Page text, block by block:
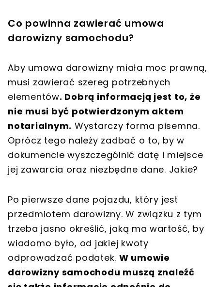
Co powinna zawierać umowa
darowizny samochodu?
Aby umowa darowizny miała moc prawną,
musi zawierać szereg potrzebnych
elementów. Dobrą informacją jest to, że
nie musi być potwierdzonym aktem
notarialnym. Wystarczy forma pisemna.
Oprócz tego należy zadbać o to, by w
dokumencie wyszczególnić datę i miejsce
jej zawarcia oraz niezbędne dane. Jakie?
Po pierwsze dane pojazdu, który jest
przedmiotem darowizny. W związku z tym
trzeba jasno określić, jaką ma wartość, by
wiadomo było, od jakiej kwoty
odprowadzać podatek. W umowie
darowizny samochodu muszą znaleźć